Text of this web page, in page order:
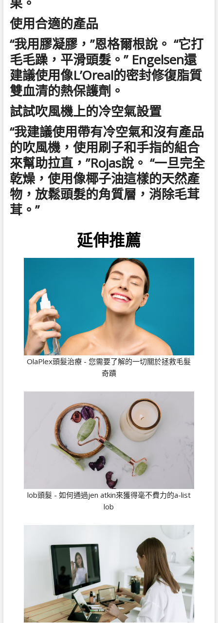
使用合適的產品
“我用膠凝膠，”恩格爾根說。 “它打
毛毛躁，平滑頭髮。” Engelsen還
建議使用像L’Oreal的密封修復脂質
雙血清的熱保護劑。
試試吹風機上的冷空氣設置
“我建議使用帶有冷空氣和沒有產品
的吹風機，使用刷子和手指的組合
來幫助拉直，”Rojas說。 “一旦完全
乾燥，使用像椰子油這樣的天然產
物，放鬆頭髮的角質層，消除毛茸
茸。”
延伸推薦
OlaPlex頭髮治療 - 您需要了解的一切關於拯救毛髮
奇蹟
lob頭髮 - 如何通過jen atkin來獲得毫不費力的a-list
lob